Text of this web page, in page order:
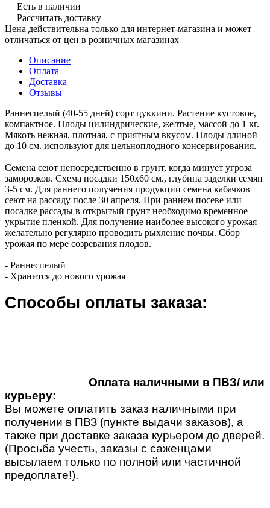
Есть в наличии
Рассчитать доставку
Цена действительна только для интернет-магазина и может
отличаться от цен в розничных магазинах
Описание
Оплата
Доставка
Отзывы
Раннеспелый (40-55 дней) сорт цуккини. Растение кустовое,
компактное. Плоды цилиндрические, желтые, массой до 1 кг.
Мякоть нежная, плотная, с приятным вкусом. Плоды длиной
до 10 см. используют для цельноплодного консервирования.
Семена сеют непосредственно в грунт, когда минует угроза
заморозков. Схема посадки 150х60 см., глубина заделки семян
3-5 см. Для раннего получения продукции семена кабачков
сеют на рассаду после 30 апреля. При раннем посеве или
посадке рассады в открытый грунт необходимо временное
укрытие пленкой. Для получение наиболее высокого урожая
желательно регулярно проводить рыхление почвы. Сбор
урожая по мере созревания плодов.
- Раннеспелый
- Хранится до нового урожая
Способы оплаты заказа:
Оплата наличными в ПВЗ/ или
курьеру:
Вы можете оплатить заказ наличными при
получении в ПВЗ (пункте выдачи заказов), а
также при доставке заказа курьером до дверей.
(Просьба учесть, заказы с саженцами
высылаем только по полной или частичной
предоплате!).